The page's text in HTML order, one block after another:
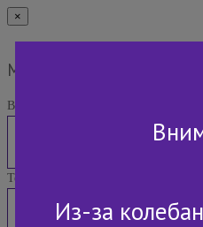
×
Мы Вам перезвоним
Ваше имя:
Телефон:
Из-за